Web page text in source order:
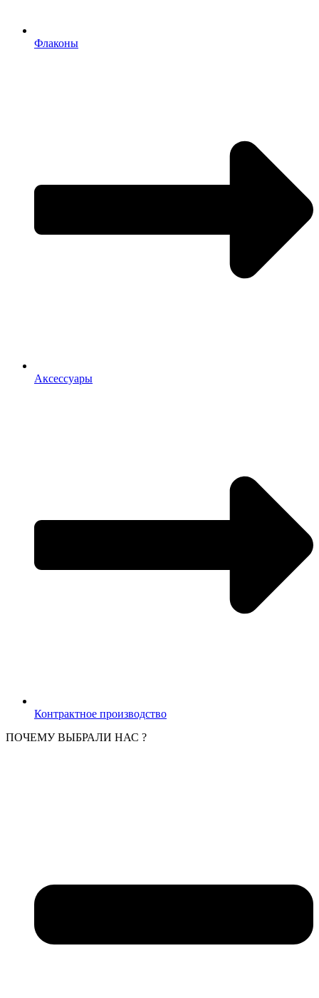
Флаконы
Аксессуары
Контрактное производство
ПОЧЕМУ ВЫБРАЛИ НАС ?